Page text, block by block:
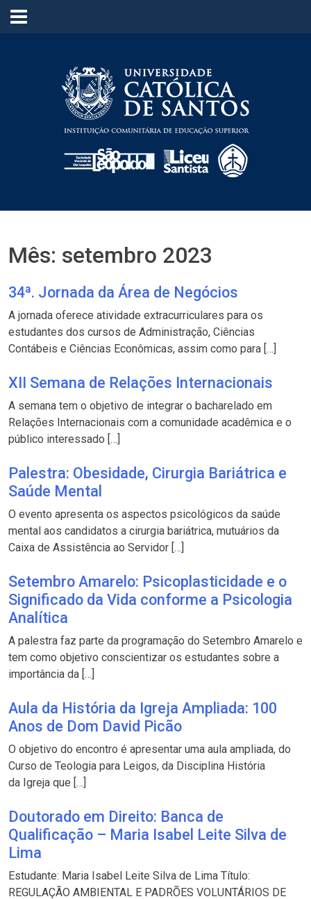
≡
Mês: setembro 2023
34ª. Jornada da Área de Negócios
A jornada oferece atividade extracurriculares para os
estudantes dos cursos de Administração, Ciências
Contábeis e Ciências Econômicas, assim como para […]
XII Semana de Relações Internacionais
A semana tem o objetivo de integrar o bacharelado em
Relações Internacionais com a comunidade acadêmica e o
público interessado […]
Palestra: Obesidade, Cirurgia Bariátrica e
Saúde Mental
O evento apresenta os aspectos psicológicos da saúde
mental aos candidatos a cirurgia bariátrica, mutuários da
Caixa de Assistência ao Servidor […]
Setembro Amarelo: Psicoplasticidade e o
Significado da Vida conforme a Psicologia
Analítica
A palestra faz parte da programação do Setembro Amarelo e
tem como objetivo conscientizar os estudantes sobre a
importância da […]
Aula da História da Igreja Ampliada: 100
Anos de Dom David Picão
O objetivo do encontro é apresentar uma aula ampliada, do
Curso de Teologia para Leigos, da Disciplina História
da Igreja que […]
Doutorado em Direito: Banca de
Qualificação – Maria Isabel Leite Silva de
Lima
Estudante: Maria Isabel Leite Silva de Lima Título:
REGULAÇÃO AMBIENTAL E PADRÕES VOLUNTÁRIOS DE